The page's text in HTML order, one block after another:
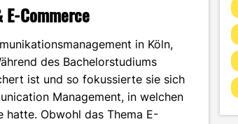
Commerce
in Köln,
des Bachelorstudiums
ist und so fokussierte sie sich
Management, in welchen
hatte. Obwohl das Thema E-